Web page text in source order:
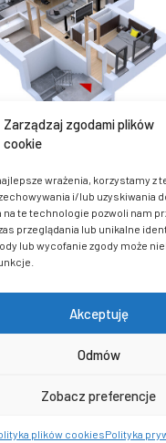
Zarządzaj zgodami plików
cookie
wrażenia, korzystamy z
i/lub uzyskiwania
na te technologie pozwoli nam
przeglądania lub unikalne
lub wycofanie zgody może
Akceptuję
Odmów
Zobacz preferencje
plików cookiesPolityka
Projektowa Front
Naukowo –
WEBSITESTYLE - STRONY